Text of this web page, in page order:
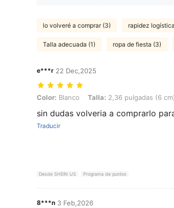
lo volveré a comprar (3) rapidez
Talla adecuada (1) ropa de fiesta (3)
e***r 22 Dec,2025
Color: Blanco, Talla: 2,36 pulgadas (6 cm),
Color: Blanco Talla: 2,36 pulgadas (6
sin dudas volveria a comprarlo
Traducir
Desde SHEIN US Programa de puntos
8***n 3 Feb,2026